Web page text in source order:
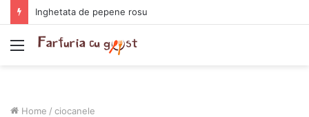
Inghetata de pepene rosu
Menu
Home / ciocanele